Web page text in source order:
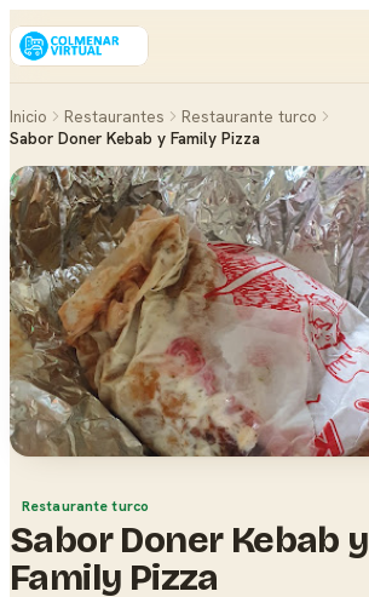
Inicio Restaurantes
Restaurante turco
Sabor Doner Kebab y Family Pizza
Restaurante turco
Sabor Doner Kebab y
Family Pizza